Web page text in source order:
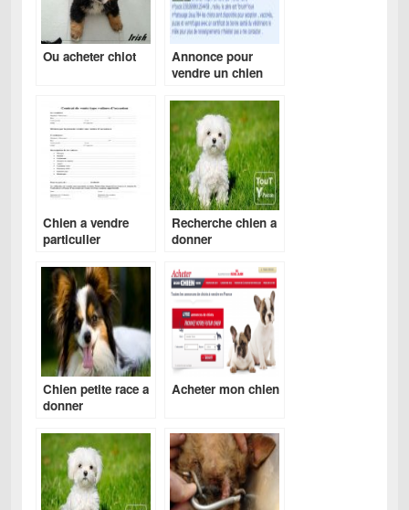
Ou acheter chiot
Annonce pour
vendre un chien
Chien a vendre
particulier
Recherche chien a
donner
Chien petite race a
donner
Acheter mon chien